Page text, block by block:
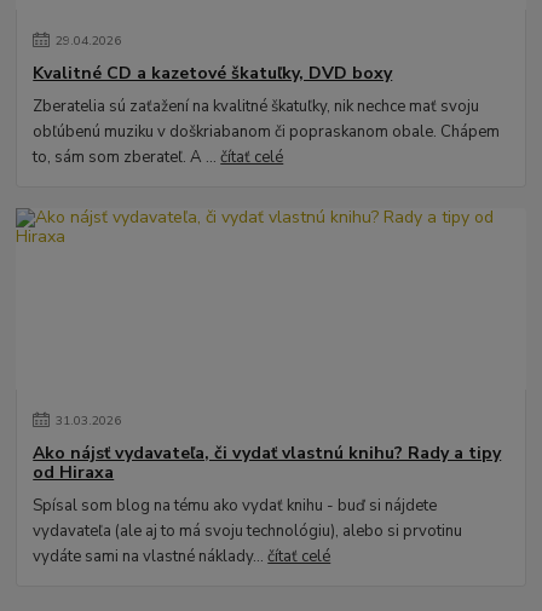
29.04.2026
Kvalitné CD a kazetové škatuľky, DVD boxy
Zberatelia sú zaťažení na kvalitné škatuľky, nik nechce mať svoju
obľúbenú muziku v doškriabanom či popraskanom obale. Chápem
to, sám som zberateľ. A ...čítať celé
31.03.2026
Ako nájsť vydavateľa, či vydať vlastnú knihu? Rady a tipy
od Hiraxa
Spísal som blog na tému ako vydať knihu - buď si nájdete
vydavateľa (ale aj to má svoju technológiu), alebo si prvotinu
vydáte sami na vlastné náklady...čítať celé